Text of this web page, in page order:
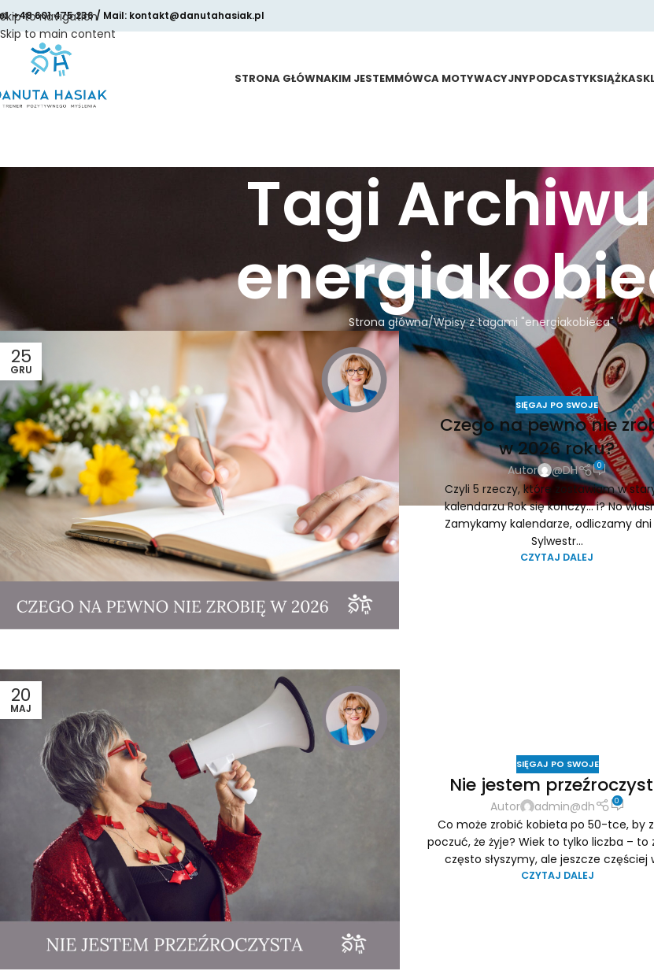
Skip to navigation
Skip to main content
+48 601 475 236 / Mail: kontakt@danutahasiak.pl
STRONA GŁÓWNAKIM JESTEMMÓWCA MOTYWACYJNYPODCASTYKSIĄŻKA
Tagi
Strona główna Wpisy z tagami "energiakobieca"
25
GRU
SIĘGAJ PO SWOJE
Czego na pewno nie
w 2026 roku?
Autor @DH 0
Czyli 5 rzeczy, które zostawiam w
kalendarzu Rok się kończy… i? No
Zamykamy kalendarze, odliczamy dni
Sylwestr...
CZYTAJ DALEJ
20
MAJ
SIĘGAJ PO SWOJE
Nie jestem
Autor admin@dh 0
Co może zrobić kobieta po 50-tce, by
poczuć, że żyje? Wiek to tylko liczba – to
często słyszymy, ale jeszcze częściej
CZYTAJ DALEJ